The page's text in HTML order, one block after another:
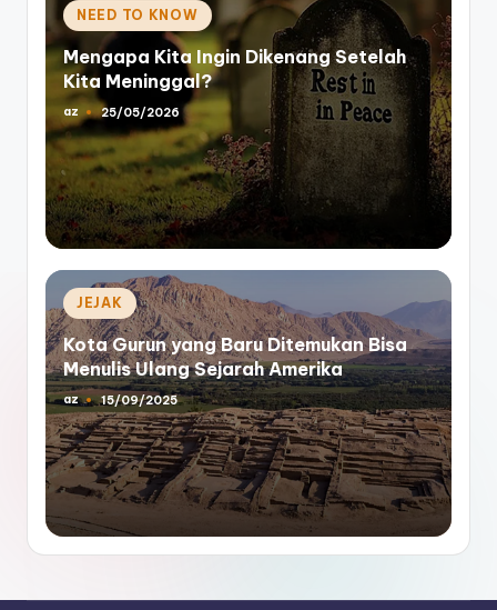
Posted
in
NEED TO KNOW
Mengapa Kita Ingin Dikenang Setelah
Kita Meninggal?
Posted
by
az 25/05/2026
Posted
in
JEJAK
Kota Gurun yang Baru Ditemukan Bisa
Menulis Ulang Sejarah Amerika
Posted
by
az 15/09/2025